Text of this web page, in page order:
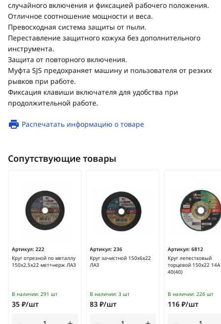
случайного включения и фиксацией рабочего положения.
Отличное соотношение мощности и веса.
Превосходная система защиты от пыли.
Переставление защитного кожуха без дополнительного
инструмента.
Защита от повторного включения.
Муфта SJS предохраняет машину и пользователя от резких
рывков при работе.
Фиксация клавиши включателя для удобства при
продолжительной работе.
Распечатать информацию о товаре
Сопутствующие товары
Артикул: 222
Круг отрезной по металлу
150х2,5х22 мет+нерж ЛАЗ
В наличии: 291 шт
35 ₽/шт
Артикул: 236
Круг зачистной 150х6х22
ЛАЗ
В наличии: 3 шт
83 ₽/шт
Артикул: 6812
Круг лепестковый
торцевой 150х22
40(40)
В наличии: 226 шт
116 ₽/шт